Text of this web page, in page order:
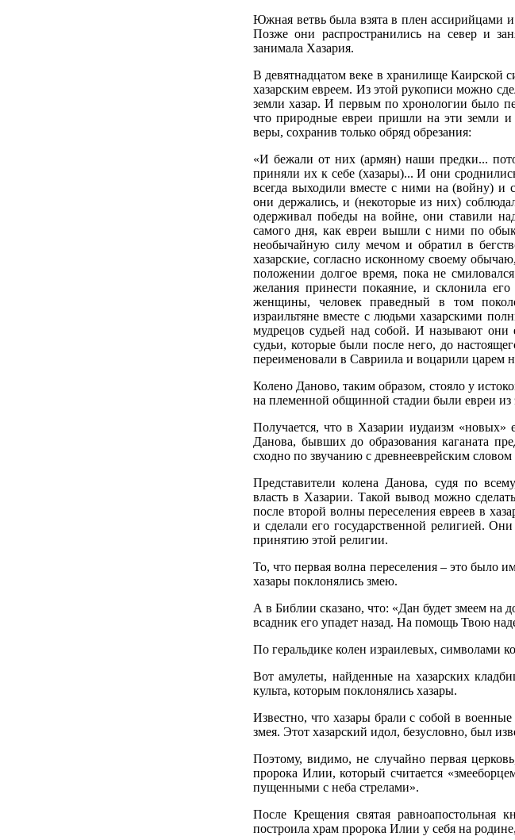
Южная ветвь была взята в плен ассирийцами
Позже они распространились на север и
занимала Хазария.
В девятнадцатом веке в хранилище Каирской
хазарским евреем. Из этой рукописи можно
земли хазар. И первым по хронологии было
что природные евреи пришли на эти земли
веры, сохранив только обряд обрезания:
«И бежали от них (армян) наши предки...
приняли их к себе (хазары)... И они
всегда выходили вместе с ними на (войну) и
они держались, и (некоторые из них)
одерживал победы на войне, они ставили
самого дня, как евреи вышли с ними по
необычайную силу мечом и обратил в
хазарские, согласно исконному своему
положении долгое время, пока не
желания принести покаяние, и склонила
женщины, человек праведный в том
израильтяне вместе с людьми хазарскими
мудрецов судьей над собой. И называют они
судьи, которые были после него, до
переименовали в Савриила и воцарили царем
Колено Даново, таким образом, стояло у
на племенной общинной стадии были евреи из
Получается, что в Хазарии иудаизм «новых»
Данова, бывших до образования каганата
сходно по звучанию с древнееврейским
Представители колена Данова, судя по
власть в Хазарии. Такой вывод можно
после второй волны переселения евреев в
и сделали его государственной религией.
принятию этой религии.
То, что первая волна переселения – это было
хазары поклонялись змею.
А в Библии сказано, что: «Дан будет змеем на
всадник его упадет назад. На помощь Твою
По геральдике колен израилевых, символами
Вот амулеты, найденные на хазарских
культа, которым поклонялись хазары.
Известно, что хазары брали с собой в
змея. Этот хазарский идол, безусловно, был
Поэтому, видимо, не случайно первая
пророка Илии, который считается
пущенными с неба стрелами».
После Крещения святая равноапостольная
построила храм пророка Илии у себя на